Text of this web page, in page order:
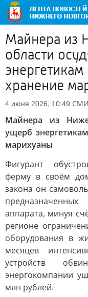
Майнера из
области
хранение
4 июня 2026, 10:49 СМИ
Майнера из
ущерб
марихуаны
Фигурант
ферму в своём
закона он
аппарата, минуя
регионе
оборудования в
месяцев
устройств
энергокомпании
млн рублей.